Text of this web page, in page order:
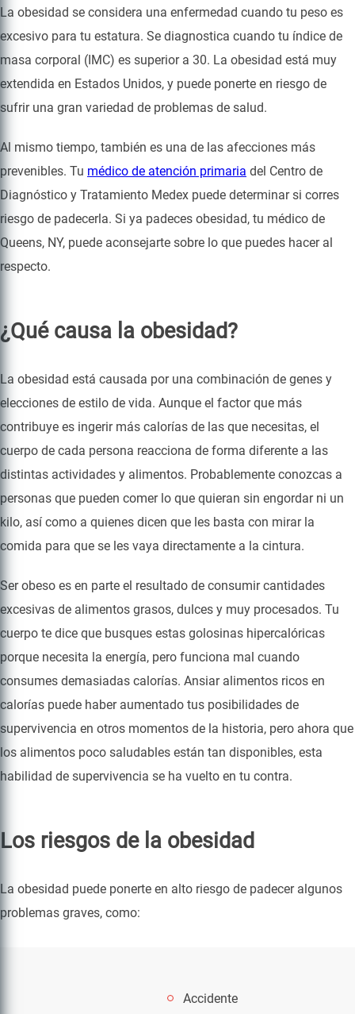
La obesidad se considera una enfermedad cuando tu peso es
excesivo para tu estatura. Se diagnostica cuando tu índice de
masa corporal (IMC) es superior a 30. La obesidad está muy
extendida en Estados Unidos, y puede ponerte en riesgo de
sufrir una gran variedad de problemas de salud.
Al mismo tiempo, también es una de las afecciones más
prevenibles. Tu médico de atención primaria del Centro de
Diagnóstico y Tratamiento Medex puede determinar si corres
riesgo de padecerla. Si ya padeces obesidad, tu médico de
Queens, NY, puede aconsejarte sobre lo que puedes hacer al
respecto.
¿Qué causa la obesidad?
La obesidad está causada por una combinación de genes y
elecciones de estilo de vida. Aunque el factor que más
contribuye es ingerir más calorías de las que necesitas, el
cuerpo de cada persona reacciona de forma diferente a las
distintas actividades y alimentos. Probablemente conozcas a
personas que pueden comer lo que quieran sin engordar ni un
kilo, así como a quienes dicen que les basta con mirar la
comida para que se les vaya directamente a la cintura.
Ser obeso es en parte el resultado de consumir cantidades
excesivas de alimentos grasos, dulces y muy procesados. Tu
cuerpo te dice que busques estas golosinas hipercalóricas
porque necesita la energía, pero funciona mal cuando
consumes demasiadas calorías. Ansiar alimentos ricos en
calorías puede haber aumentado tus posibilidades de
supervivencia en otros momentos de la historia, pero ahora que
los alimentos poco saludables están tan disponibles, esta
habilidad de supervivencia se ha vuelto en tu contra.
Los riesgos de la obesidad
La obesidad puede ponerte en alto riesgo de padecer algunos
problemas graves, como:
Accidente